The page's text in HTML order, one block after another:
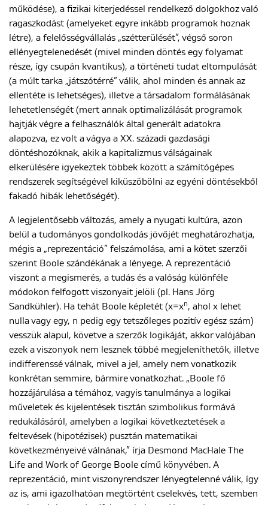
működése), a fizikai kiterjedéssel rendelkező dolgokhoz való
ragaszkodást (amelyeket egyre inkább programok hoznak
létre), a felelősségvállalás „szétterülését”, végső soron
ellényegtelenedését (mivel minden döntés egy folyamat
része, így csupán kvantikus), a történeti tudat eltompulását
(a múlt tarka „játszótérré” válik, ahol minden és annak az
ellentéte is lehetséges), illetve a társadalom formálásának
lehetetlenségét (mert annak optimalizálását programok
hajtják végre a felhasználók által generált adatokra
alapozva, ez volt a vágya a XX. századi gazdasági
döntéshozóknak, akik a kapitalizmus válságainak
elkerülésére igyekeztek többek között a számítógépes
rendszerek segítségével kiküszöbölni az egyéni döntésekből
fakadó hibák lehetőségét).
A legjelentősebb változás, amely a nyugati kultúra, azon
belül a tudományos gondolkodás jövőjét meghatározhatja,
mégis a „reprezentáció” felszámolása, ami a kötet szerzői
szerint Boole szándékának a lényege. A reprezentáció
viszont a megismerés, a tudás és a valóság különféle
módokon felfogott viszonyait jelöli (pl. Hans Jörg
Sandkühler). Ha tehát Boole képletét (x=xn, ahol x lehet
nulla vagy egy, n pedig egy tetszőleges pozitív egész szám)
vesszük alapul, követve a szerzők logikáját, akkor valójában
ezek a viszonyok nem lesznek többé megjeleníthetők, illetve
indifferenssé válnak, mivel a jel, amely nem vonatkozik
konkrétan semmire, bármire vonatkozhat. „Boole fő
hozzájárulása a témához, vagyis tanulmánya a logikai
műveletek és kijelentések tisztán szimbolikus formává
redukálásáról, amelyben a logikai következtetések a
feltevések (hipotézisek) pusztán matematikai
következményeivé válnának,” írja Desmond MacHale The
Life and Work of George Boole című könyvében. A
reprezentáció, mint viszonyrendszer lényegtelenné válik, így
az is, ami igazolhatóan megtörtént cselekvés, tett, szemben